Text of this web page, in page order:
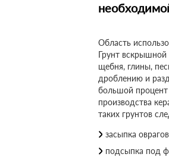
Область
Грунт
щебня, глины,
дроблению и
большой процент
производства
таких грунтов
засыпка
подсыпка под